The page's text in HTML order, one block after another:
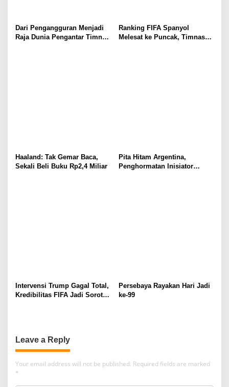
Dari Pengangguran Menjadi
Raja Dunia Pengantar Timnas
Ranking FIFA Spanyol
Melesat ke Puncak, Timnas
Haaland: Tak Gemar Baca,
Sekali Beli Buku Rp2,4 Miliar
Pita Hitam Argentina,
Penghormatan Inisiator
Intervensi Trump Gagal Total,
Kredibilitas FIFA Jadi Sorotan
Persebaya Rayakan Hari Jadi
ke-99
Leave a Reply
Your email address will not be published. Required fields are marked
*